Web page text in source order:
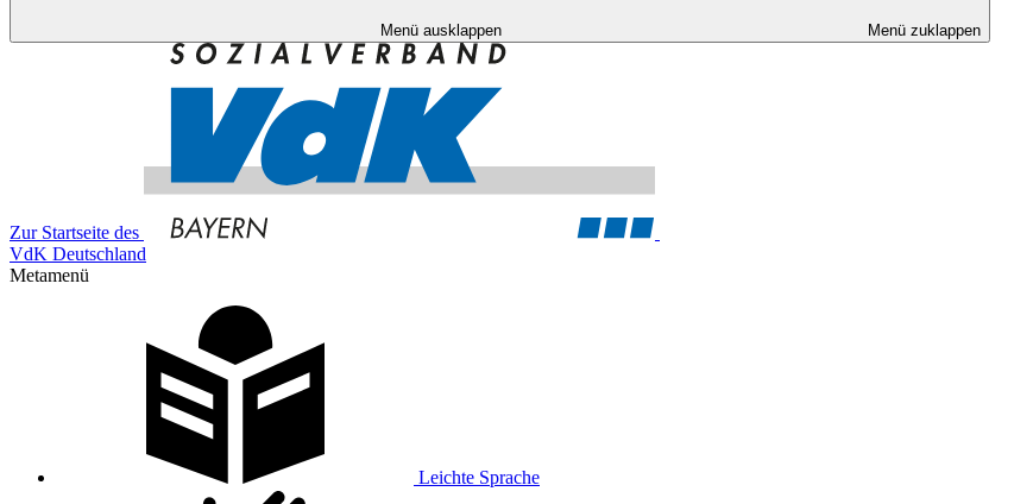
Menü ausklappen Menü zuklappen
Zur Startseite des
VdK Deutschland
Metamenü
Leichte Sprache